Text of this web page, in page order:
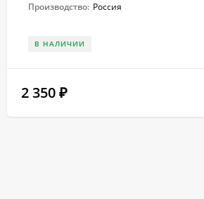
Производство: Россия
В НАЛИЧИИ
2 350 ₽